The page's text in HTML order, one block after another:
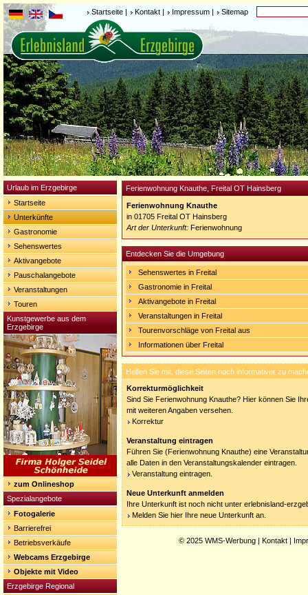
Startseite | Kontakt | Impressum | Sitemap
Urlaub im Erzgebirge
Startseite
Unterkünfte
Gastronomie
Sehenswertes
Aktivangebote
Pauschalangebote
Veranstaltungen
Touren
Kunstgewerbe aus dem
Erzgebirge
zum Onlineshop
Spezialangebote
Fotogalerie
Barrierefrei
Betriebsverkäufe
Webcams Erzgebirge
Objekte mit Video
Erzgebirge Regional
Ferienwohnung Knauthe, Freital OT Hainsberg
Ferienwohnung Knauthe
in 01705 Freital OT Hainsberg
Art der Unterkunft: Ferienwohnung
Entdecken Sie die Umgebung
Sehenswertes in Freital
Gastronomie in Freital
Aktivangebote in Freital
Veranstaltungen in Freital
Tourenvorschläge von Freital aus
Informationen über Freital
Helfen Sie mit, diese Seiten noch informativer zu
Korrekturmöglichkeit
Sind Sie Ferienwohnung Knauthe? Hier können Sie
mit weiteren Angaben versehen.
Korrektur
Veranstaltung eintragen
Führen Sie (Ferienwohnung Knauthe) eine
alle Daten in den Veranstaltungskalender eintragen.
Veranstaltung eintragen.
Neue Unterkunft anmelden
Ihre Unterkunft ist noch nicht unter erlebnisland-
Melden Sie hier Ihre neue Unterkunft an.
© 2025 WMS-Werbung | Kontakt |